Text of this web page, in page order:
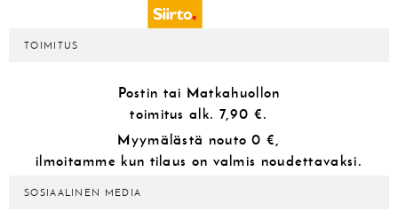
TOIMITUS
Postin tai Matkahuollon
toimitus alk. 7,90 €.
Myymälästä nouto 0 €,
ilmoitamme kun tilaus on valmis noudettavaksi.
SOSIAALINEN MEDIA